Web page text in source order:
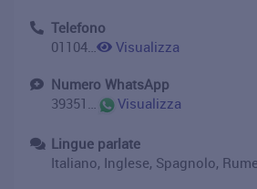
Telefono
0110462378
Visualizza
Numero WhatsApp
393515416268
Visualizza
Lingue parlate
Italiano, Inglese, Spagnolo,